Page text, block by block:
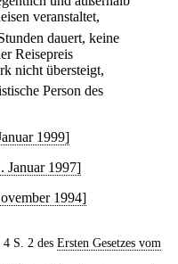
veranstaltet,
dauert, keine
Reisepreis
nicht übersteigt,
Person des
1999]
Januar 1997]
1994]
S. 2 des Ersten Gesetzes vom